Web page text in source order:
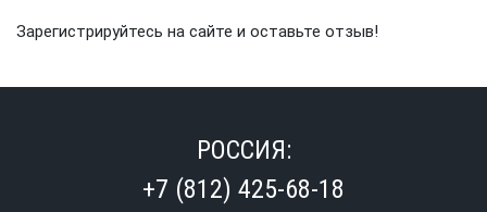
Зарегистрируйтесь на сайте и оставьте отзыв!
РОССИЯ:
+7 (812) 425-68-18